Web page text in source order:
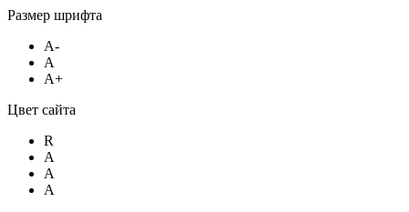
Размер шрифта
A-
A
A+
Цвет сайта
R
A
A
A